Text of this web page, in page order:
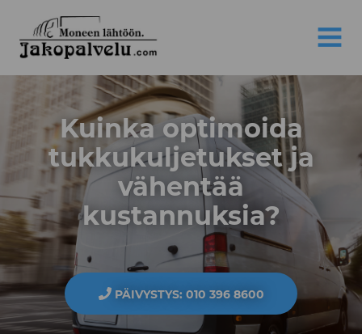
Jakopalvelu
MENU
Kuinka optimoida
tukkukuljetukset ja
vähentää
kustannuksia?
PÄIVYSTYS: 010 396 8600